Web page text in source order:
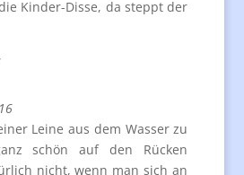
Kinder-Disse, da steppt der
Leine aus dem Wasser zu
schön auf den Rücken
nicht, wenn man sich an